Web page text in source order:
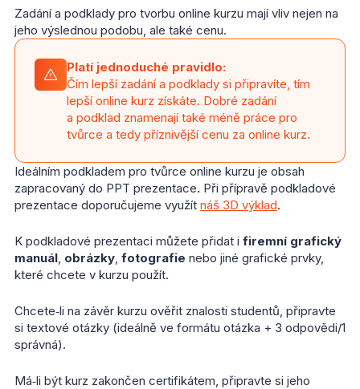
Zadání a podklady pro tvorbu online kurzu mají vliv nejen na
jeho výslednou podobu, ale také cenu.
Platí jednoduché pravidlo:
Čím lepší zadání a podklady si připravíte, tím
lepší online kurz získáte. Dobré zadání
a podklad znamenají také méně práce pro
tvůrce a tedy příznivější cenu za online kurz.
Ideálním podkladem pro tvůrce online kurzu je obsah
zapracovaný do PPT prezentace. Při přípravě podkladové
prezentace doporučujeme využít náš 3D výklad.
K podkladové prezentaci můžete přidat i firemní grafický
manuál, obrázky, fotografie nebo jiné grafické prvky,
které chcete v kurzu použít.
Chcete‑li na závěr kurzu ověřit znalosti studentů, připravte
si textové otázky (ideálně ve formátu otázka + 3 odpovědi/1
správná).
Má‑li být kurz zakončen certifikátem, připravte si jeho